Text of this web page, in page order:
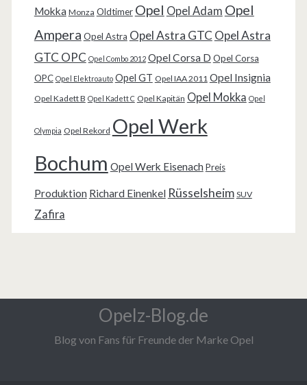
Mokka Monza Oldtimer Opel Opel Adam Opel
Ampera Opel Astra Opel Astra GTC Opel Astra
GTC OPC Opel Combo 2012 Opel Corsa D Opel Corsa
OPC Opel Elektroauto Opel GT Opel IAA 2011 Opel Insignia
Opel Kadett B Opel Kadett C Opel Kapitän Opel Mokka Opel
Olympia Opel Rekord Opel Werk
Bochum Opel Werk Eisenach Preis
Produktion Richard Einenkel Rüsselsheim SUV
Zafira
Opelz-Blog.de
Blog von Fans für Freunde der Marke Opel